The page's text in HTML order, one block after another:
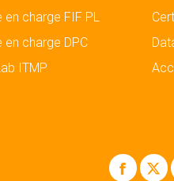
en charge FIF PL
en charge DPC
ITMP
X